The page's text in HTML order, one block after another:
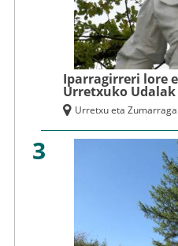
Iparragirreri lore
Urretxuko
Urretxu eta Zumarraga
3